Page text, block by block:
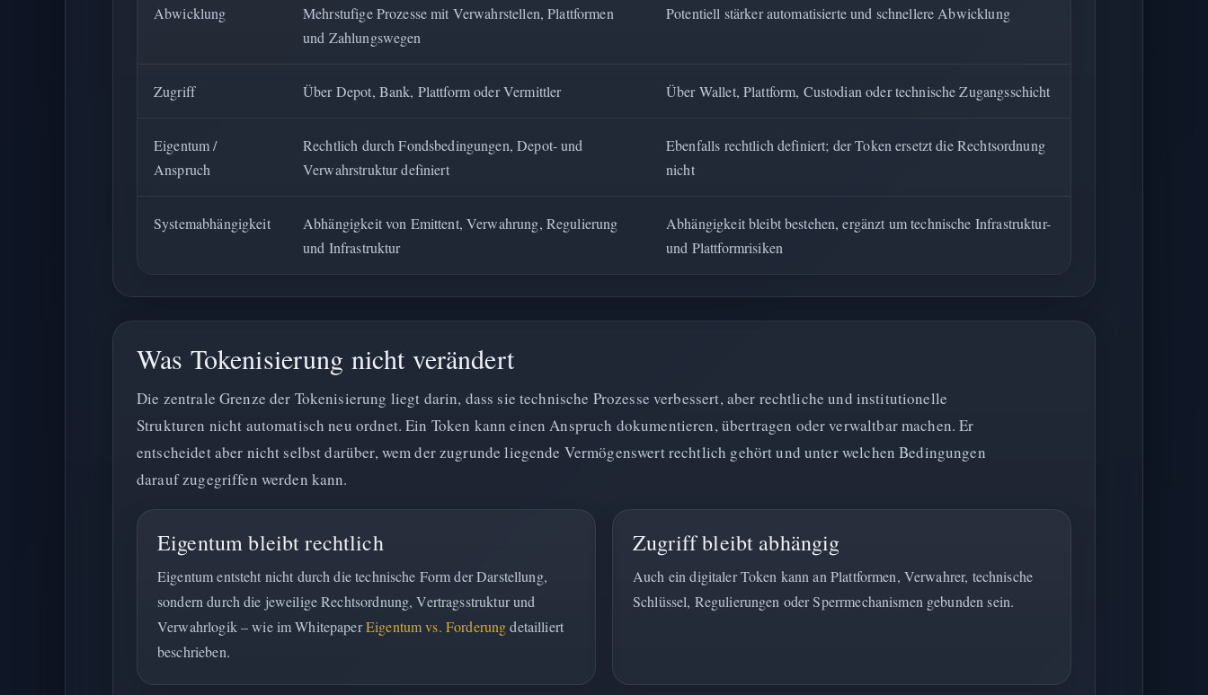
Abwicklung
Mehrstufige Prozesse mit Verwahrstellen, Plattformen
und Zahlungswegen
Potentiell stärker automatisierte und schnellere Abwicklung
Zugriff Über Depot, Bank, Plattform oder Vermittler Über Wallet, Plattform, Custodian oder technische Zugangsschicht
Eigentum /
Anspruch
Rechtlich durch Fondsbedingungen, Depot- und
Verwahrstruktur definiert
Ebenfalls rechtlich definiert; der Token ersetzt die Rechtsordnung
nicht
Systemabhängigkeit
Abhängigkeit von Emittent, Verwahrung, Regulierung
und Infrastruktur
Abhängigkeit bleibt bestehen, ergänzt um technische Infrastruktur-
und Plattformrisiken
Was Tokenisierung nicht verändert
Die zentrale Grenze der Tokenisierung liegt darin, dass sie technische Prozesse verbessert, aber rechtliche und institutionelle
Strukturen nicht automatisch neu ordnet. Ein Token kann einen Anspruch dokumentieren, übertragen oder verwaltbar machen. Er
entscheidet aber nicht selbst darüber, wem der zugrunde liegende Vermögenswert rechtlich gehört und unter welchen Bedingungen
darauf zugegriffen werden kann.
Eigentum bleibt rechtlich
Eigentum entsteht nicht durch die technische Form der Darstellung,
sondern durch die jeweilige Rechtsordnung, Vertragsstruktur und
Verwahrlogik – wie im WhitepaperEigentum vs. Forderungdetailliert
beschrieben.
Zugriff bleibt abhängig
Auch ein digitaler Token kann an Plattformen, Verwahrer, technische
Schlüssel, Regulierungen oder Sperrmechanismen gebunden sein.